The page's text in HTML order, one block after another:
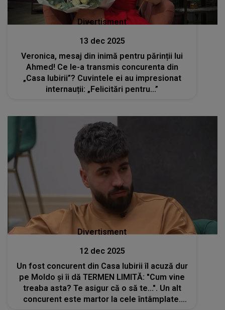
Divertisment
13 dec 2025
Veronica, mesaj din inimă pentru părinții lui
Ahmed! Ce le-a transmis concurenta din
„Casa Iubirii”? Cuvintele ei au impresionat
internauții: „Felicitări pentru...”
Divertisment
12 dec 2025
Un fost concurent din Casa Iubirii îl acuză dur
pe Moldo și îi dă TERMEN LIMITĂ: "Cum vine
treaba asta? Te asigur că o să te...". Un alt
concurent este martor la cele întâmplate.